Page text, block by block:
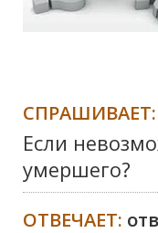
СПРАШИВАЕТ:
Если
умершего?
ОТВЕЧАЕТ: